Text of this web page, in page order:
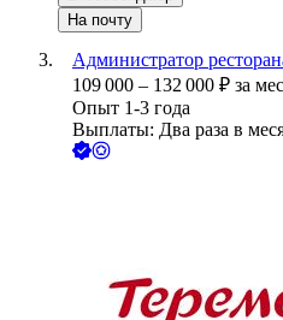
На почту
Администратор
109 000 – 132 000 ₽ за
Опыт 1-3 года
Выплаты: Два раза в